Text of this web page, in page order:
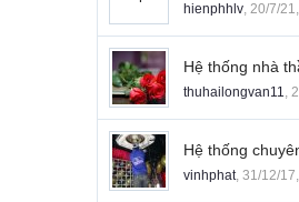
hienphhlv, 20/7/21
Hệ thống nhà
thuhailongvan11,
Hệ thống
vinhphat, 31/12/17